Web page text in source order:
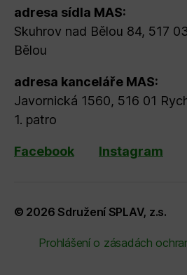
adresa sídla MAS:
Skuhrov nad Bělou 84, 517
Bělou
adresa kanceláře MAS:
Javornická 1560, 516 01
1. patro
Facebook Instagram
© 2026Sdružení SPLAV, z.s.
Prohlášení o zásadách